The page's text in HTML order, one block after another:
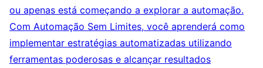
ou apenas está começando a explorar a automação.
Com Automação Sem Limites, você aprenderá como
implementar estratégias automatizadas utilizando
ferramentas poderosas e alcançar resultados